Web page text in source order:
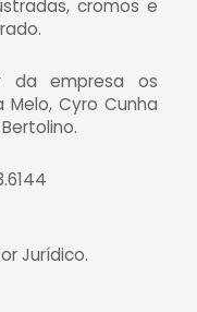
cromos e
da empresa os
Melo, Cyro Cunha
Jurídico.